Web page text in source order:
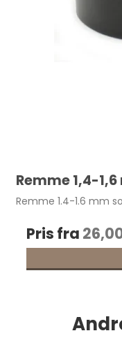
Skindrester,
Remme 1,4-
Remme 1.4-1.6 mm
Pris fra